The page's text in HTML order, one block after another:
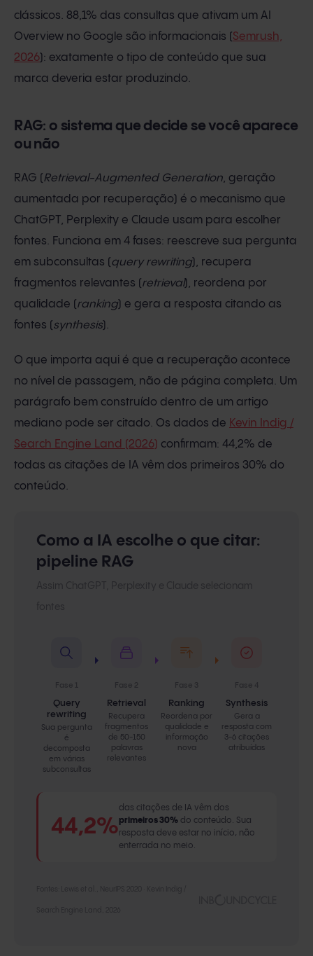
clássicos. 88,1% das consultas que ativam um AI
Overview no Google são informacionais (Semrush,
2026): exatamente o tipo de conteúdo que sua
marca deveria estar produzindo.
RAG: o sistema que decide se você aparece
ou não
RAG (Retrieval-Augmented Generation, geração
aumentada por recuperação) é o mecanismo que
ChatGPT, Perplexity e Claude usam para escolher
fontes. Funciona em 4 fases: reescreve sua pergunta
em subconsultas (query rewriting), recupera
fragmentos relevantes (retrieval), reordena por
qualidade (ranking) e gera a resposta citando as
fontes (synthesis).
O que importa aqui é que a recuperação acontece
no nível de passagem, não de página completa. Um
parágrafo bem construído dentro de um artigo
mediano pode ser citado. Os dados de Kevin Indig /
Search Engine Land (2026) confirmam: 44,2% de
todas as citações de IA vêm dos primeiros 30% do
conteúdo.
Como a IA escolhe o que citar:
pipeline RAG
Query
rewriting
Sua pergunta
é
decomposta
em várias
subconsultas
Retrieval
Recupera
fragmentos
de 50-150
palavras
relevantes
Ranking
Reordena por
qualidade e
informação
nova
Synthesis
Gera a
resposta com
3-6 citações
atribuídas
44,2%
das citações de IA vêm dos
primeiros 30% do conteúdo. Sua
resposta deve estar no início, não
enterrada no meio.